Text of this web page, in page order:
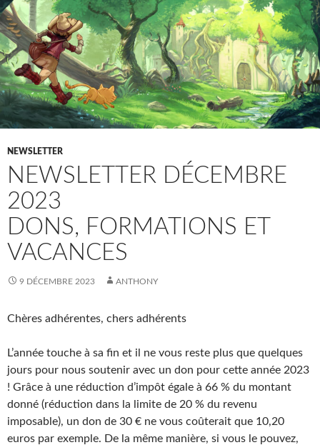
NEWSLETTER
NEWSLETTER DÉCEMBRE
2023
DONS, FORMATIONS ET
VACANCES
9 DÉCEMBRE 2023 ANTHONY
Chères adhérentes, chers adhérents
L’année touche à sa fin et il ne vous reste plus que quelques
jours pour nous soutenir avec un don pour cette année 2023
! Grâce à une réduction d’impôt égale à 66 % du montant
donné (réduction dans la limite de 20 % du revenu
imposable), un don de 30 € ne vous coûterait que 10,20
euros par exemple. De la même manière, si vous le pouvez,